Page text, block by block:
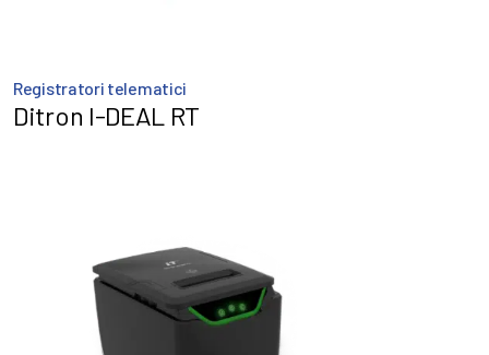
Registratori telematici
Ditron I-DEAL RT